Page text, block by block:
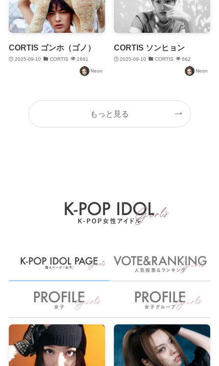
CORTIS ゴンホ（ゴノ）
2025-09-10 CORTIS 1681
Neon
CORTIS ソンヒョン
2025-09-10 CORTIS 662
Neon
もっと見る